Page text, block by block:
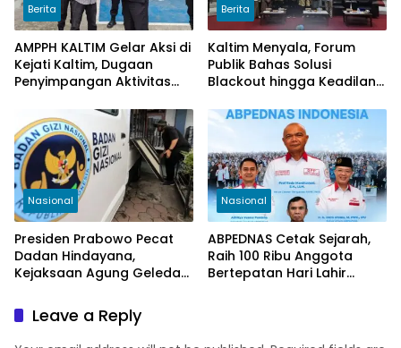
Berita
AMPPH KALTIM Gelar Aksi di
Kejati Kaltim, Dugaan
Penyimpangan Aktivitas
Sawit di Logpond Tubaan
Berita
Kaltim Menyala, Forum
Publik Bahas Solusi
Blackout hingga Keadilan
Nasional
Presiden Prabowo Pecat
Dadan Hindayana,
Kejaksaan Agung Geledah
Nasional
ABPEDNAS Cetak Sejarah,
Raih 100 Ribu Anggota
Bertepatan Hari Lahir
Leave a Reply